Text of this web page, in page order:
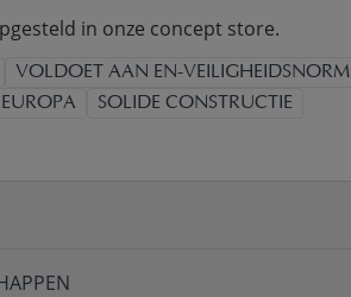
in onze concept store.
VOLDOET AAN EN-VEILIGHEIDSNORM
SOLIDE CONSTRUCTIE